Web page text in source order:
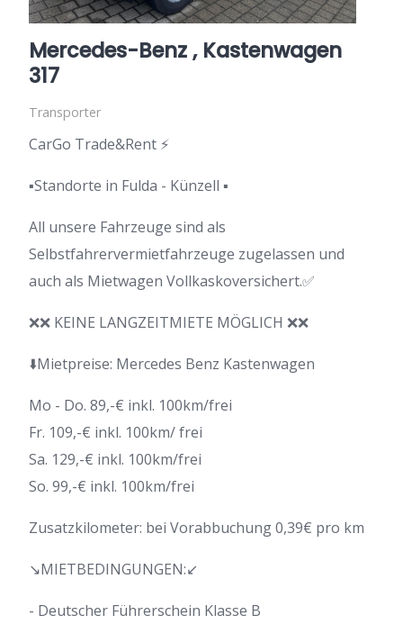
Mercedes-Benz , Kastenwagen
317
Transporter
CarGo Trade&Rent ⚡
▪️Standorte in Fulda - Künzell ▪️
All unsere Fahrzeuge sind als
Selbstfahrervermietfahrzeuge zugelassen und
auch als Mietwagen Vollkaskoversichert.✅
❌❌ KEINE LANGZEITMIETE MÖGLICH ❌❌
⬇️Mietpreise: Mercedes Benz Kastenwagen
Mo - Do. 89,-€ inkl. 100km/frei
Fr. 109,-€ inkl. 100km/ frei
Sa. 129,-€ inkl. 100km/frei
So. 99,-€ inkl. 100km/frei
Zusatzkilometer: bei Vorabbuchung 0,39€ pro km
↘️MIETBEDINGUNGEN:↙️
- Deutscher Führerschein Klasse B